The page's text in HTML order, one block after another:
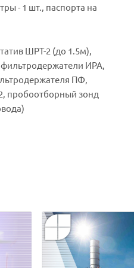
- 1 шт., паспорта на
ШРТ-2 (до 1.5м),
ИРА,
ПФ,
пробоотборный зонд